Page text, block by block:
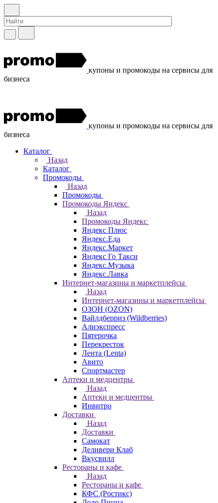
купоны и промокоды на сервисы для
бизнеса
купоны и промокоды на сервисы для
бизнеса
Каталог
Назад
Каталог
Промокоды
Назад
Промокоды
Промокоды Яндекс
Назад
Промокоды Яндекс
Яндекс Плюс
Яндекс.Еда
Яндекс.Маркет
Яндекс Го Такси
Яндекс.Музыка
Яндекс.Лавка
Интернет-магазины и маркетплейсы
Назад
Интернет-магазины и маркетплейсы
ОЗОН (OZON)
Вайлдберриз (Wildberries)
Алиэкспресс
Пятерочка
Перекресток
Лента (Lenta)
Авито
Спортмастер
Аптеки и медцентры
Назад
Аптеки и медцентры
Инвитро
Доставки
Назад
Доставки
Самокат
Деливери Клаб
Вкусвилл
Рестораны и кафе
Назад
Рестораны и кафе
КФС (Ростикс)